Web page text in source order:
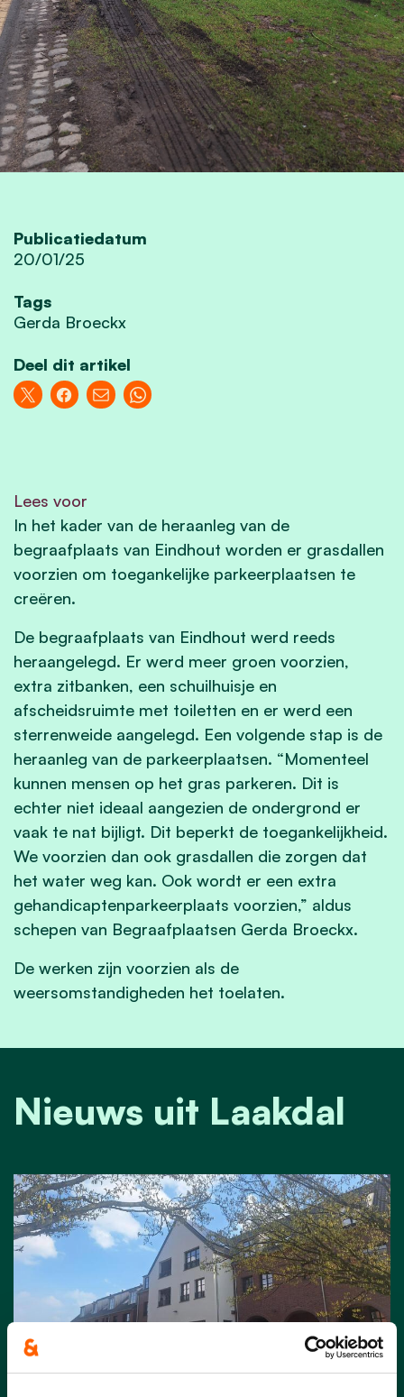
Publicatiedatum
20/01/25
Tags
Gerda Broeckx
Deel dit artikel
Lees voor
In het kader van de heraanleg van de
begraafplaats van Eindhout worden er grasdallen
voorzien om toegankelijke parkeerplaatsen te
creëren.
De begraafplaats van Eindhout werd reeds
heraangelegd. Er werd meer groen voorzien,
extra zitbanken, een schuilhuisje en
afscheidsruimte met toiletten en er werd een
sterrenweide aangelegd. Een volgende stap is de
heraanleg van de parkeerplaatsen. “Momenteel
kunnen mensen op het gras parkeren. Dit is
echter niet ideaal aangezien de ondergrond er
vaak te nat bijligt. Dit beperkt de toegankelijkheid.
We voorzien dan ook grasdallen die zorgen dat
het water weg kan. Ook wordt er een extra
gehandicaptenparkeerplaats voorzien,” aldus
schepen van Begraafplaatsen Gerda Broeckx.
De werken zijn voorzien als de
weersomstandigheden het toelaten.
Nieuws uit Laakdal